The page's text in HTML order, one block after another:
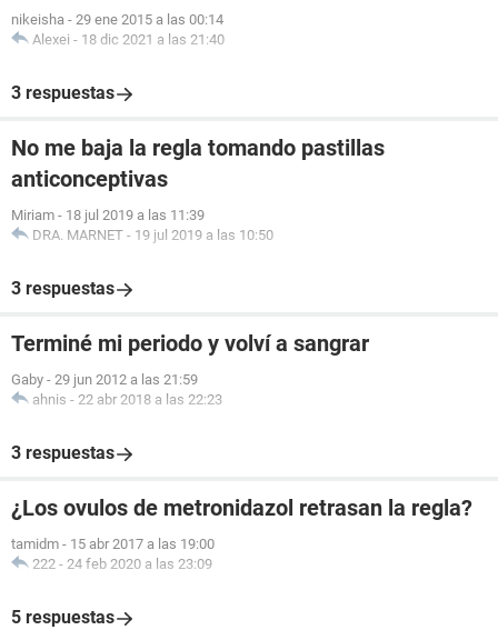
nikeisha - 29 ene 2015 a las 00:14
Alexei - 18 dic 2021 a las 21:40
3 respuestas
No me baja la regla tomando pastillas
anticonceptivas
Miriam - 18 jul 2019 a las 11:39
DRA. MARNET - 19 jul 2019 a las 10:50
3 respuestas
Terminé mi periodo y volví a sangrar
Gaby - 29 jun 2012 a las 21:59
ahnis - 22 abr 2018 a las 22:23
3 respuestas
¿Los ovulos de metronidazol retrasan la regla?
tamidm - 15 abr 2017 a las 19:00
222 - 24 feb 2020 a las 23:09
5 respuestas